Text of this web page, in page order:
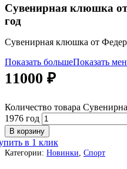
Сувенирная клюшка
год
Сувенирная клюшка от
Показать большеПоказать
11000 ₽
Количество товара
1976 год
В корзину
в 1 клик
Категории: Новинки Спорт